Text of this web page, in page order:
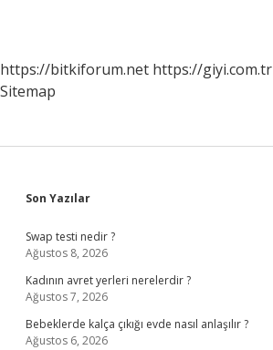
Mı
https://bitkiforum.net https://giyi.com.tr
Sitemap
Sidebar
Son Yazılar
Swap testi nedir ?
Ağustos 8, 2026
Kadının avret yerleri nerelerdir ?
Ağustos 7, 2026
Bebeklerde kalça çıkığı evde nasıl anlaşılır ?
Ağustos 6, 2026